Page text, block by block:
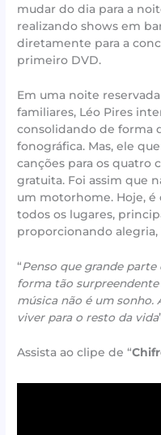
mudar do dia para a
realizando shows em
diretamente para a
primeiro DVD.
Em uma noite
familiares, Léo Pires
consolidando de forma
fonográfica. Mas, ele
canções para os quatro
gratuita. Foi assim que
um motorhome. Hoje, é
todos os lugares,
proporcionando
“Penso que grande
forma tão
música não é um sonho.
viver para o resto da vida
Assista ao clipe de “